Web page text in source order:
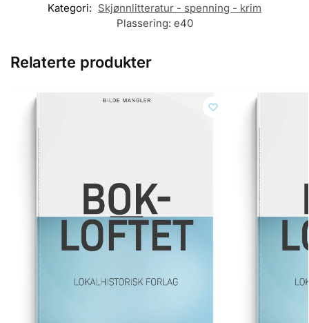
Kategori: Skjønnlitteratur - spenning - krim
Plassering: e40
Relaterte produkter